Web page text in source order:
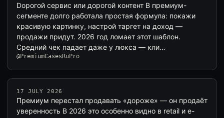
Dорогой сервис или дорогой контент В премиум-
сегменте долго работала простая формула: покажи
красивую картинку, настрой таргет на доход —
продажи придут. 2026 год ломает этот шаблон.
Средний чек падает даже у люкса — кли…
@PremiumCasesRuPro
17 JULY 2026
Премиум перестал продавать «дороже» — он продаёт
уверенность В 2026 это особенно видно в retail и e-